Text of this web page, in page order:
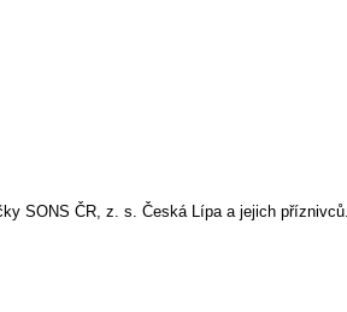
SONS ČR, z. s. Česká Lípa a jejich příznivců.